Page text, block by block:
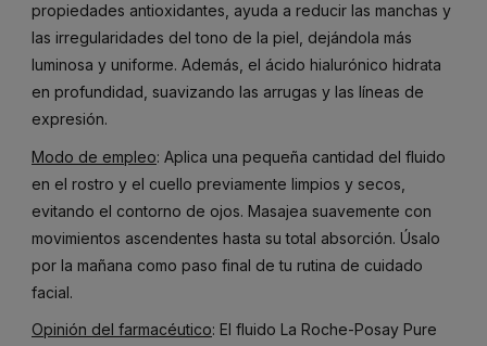
propiedades antioxidantes, ayuda a reducir las manchas y
las irregularidades del tono de la piel, dejándola más
luminosa y uniforme. Además, el ácido hialurónico hidrata
en profundidad, suavizando las arrugas y las líneas de
expresión.
Modo de empleo: Aplica una pequeña cantidad del fluido
en el rostro y el cuello previamente limpios y secos,
evitando el contorno de ojos. Masajea suavemente con
movimientos ascendentes hasta su total absorción. Úsalo
por la mañana como paso final de tu rutina de cuidado
facial.
Opinión del farmacéutico: El fluido La Roche-Posay Pure